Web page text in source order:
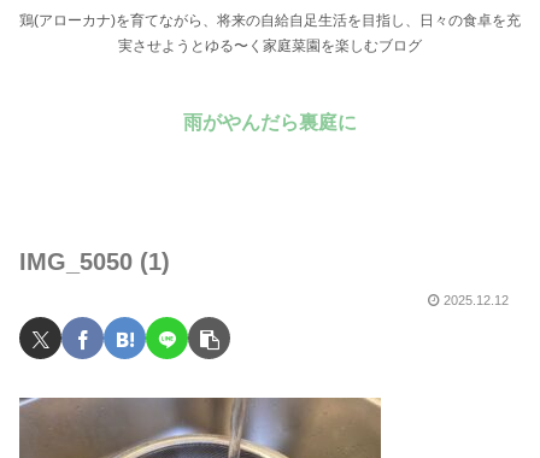
鶏(アローカナ)を育てながら、将来の自給自足生活を目指し、日々の食卓を充
実させようとゆる〜く家庭菜園を楽しむブログ
雨がやんだら裏庭に
IMG_5050 (1)
2025.12.12